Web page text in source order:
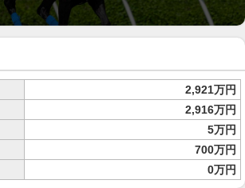
2,921万円
2,916万円
5万円
700万円
0万円